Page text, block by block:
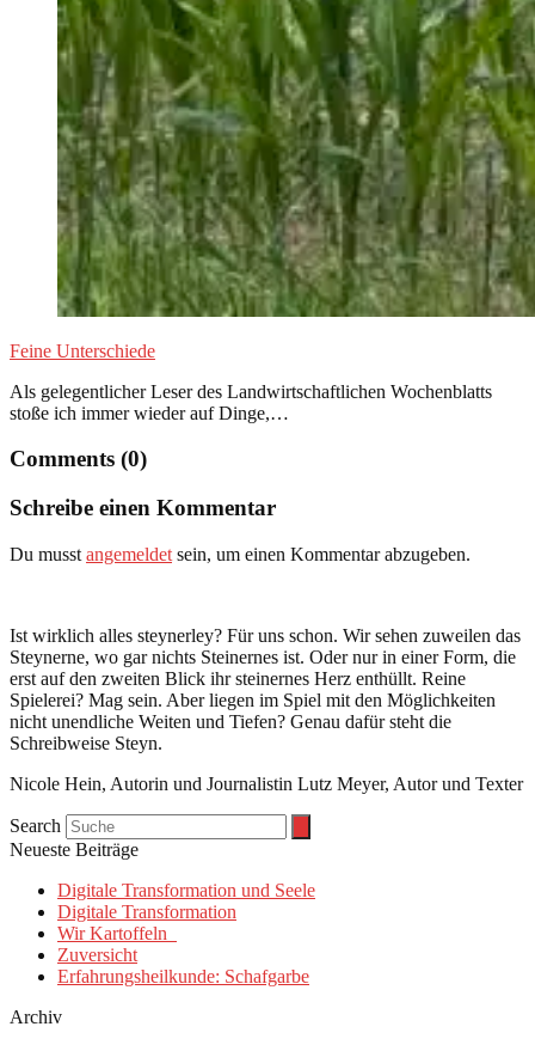
Feine Unterschiede
Als gelegentlicher Leser des Landwirtschaftlichen Wochenblatts
stoße ich immer wieder auf Dinge,…
Comments (0)
Schreibe einen Kommentar
Du musst angemeldet sein, um einen Kommentar abzugeben.
Ist wirklich alles steynerley? Für uns schon. Wir sehen zuweilen das
Steynerne, wo gar nichts Steinernes ist. Oder nur in einer Form, die
erst auf den zweiten Blick ihr steinernes Herz enthüllt. Reine
Spielerei? Mag sein. Aber liegen im Spiel mit den Möglichkeiten
nicht unendliche Weiten und Tiefen? Genau dafür steht die
Schreibweise Steyn.
Nicole Hein, Autorin und Journalistin Lutz Meyer, Autor und Texter
Search
Neueste Beiträge
Digitale Transformation und Seele
Digitale Transformation
Wir Kartoffeln
Zuversicht
Erfahrungsheilkunde: Schafgarbe
Archiv